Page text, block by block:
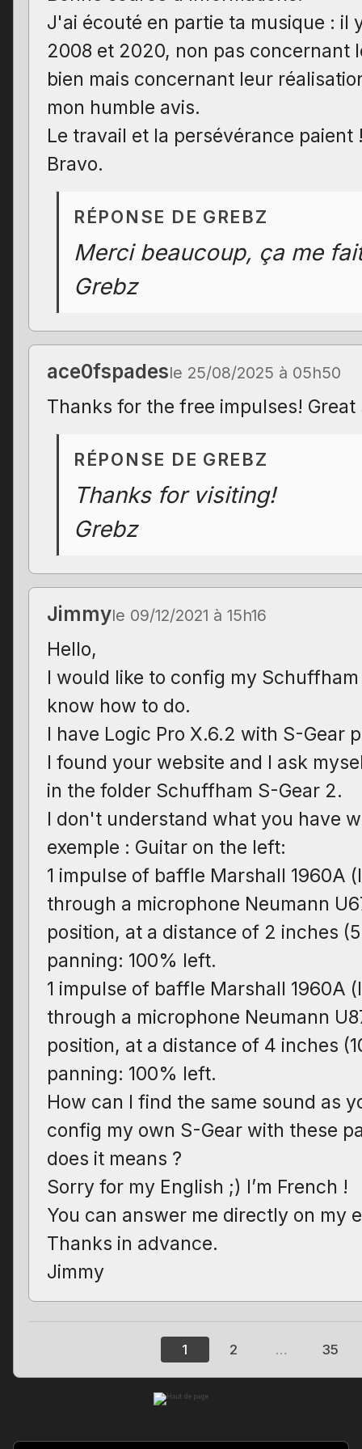
J'ai écouté en partie ta musique : il
2008 et 2020, non pas concernant
bien mais concernant leur
mon humble avis.
Le travail et la persévérance paient
Bravo.
RÉPONSE DE GREBZ
Merci beaucoup, ça me
Grebz
ace0fspadesle 25/08/2025 à 05h50
Thanks for the free impulses!
RÉPONSE DE GREBZ
Thanks for visiting!
Grebz
Jimmyle 09/12/2021 à 15h16
Hello,
I would like to config my
know how to do.
I have Logic Pro X.6.2 with S-Gear
I found your website and I ask
in the folder Schuffham S-Gear 2.
I don't understand what you have
exemple : Guitar on the left:
1 impulse of baffle Marshall 1960A
through a microphone Neumann
position, at a distance of 2 inches
panning: 100% left.
1 impulse of baffle Marshall 1960A
through a microphone Neumann
position, at a distance of 4 inches
panning: 100% left.
How can I find the same sound as
config my own S-Gear with these
does it means ?
Sorry for my English ;) I’m French !
You can answer me directly on my
Thanks in advance.
Jimmy
1 2 … 35